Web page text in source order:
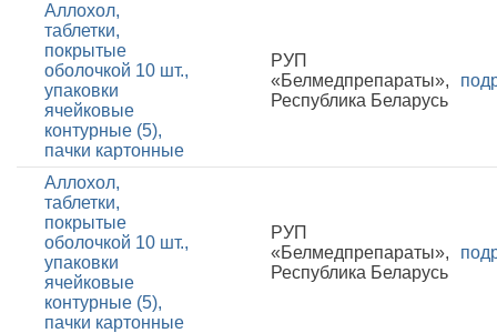
Аллохол,
таблетки,
покрытые
оболочкой 10 шт.,
упаковки
ячейковые
контурные (5),
пачки картонные
РУП
«Белмедпрепараты»,
Республика Беларусь
Аллохол,
таблетки,
покрытые
оболочкой 10 шт.,
упаковки
ячейковые
контурные (5),
пачки картонные
РУП
«Белмедпрепараты»,
Республика Беларусь